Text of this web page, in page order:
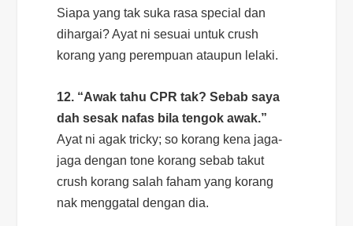
Siapa yang tak suka rasaspecial dan
dihargai? Ayat ni sesuai untuk crush
korang yang perempuan ataupun lelaki.
12. “Awak tahu CPR tak? Sebab saya
dah sesak nafas bila tengok awak.”
Ayat ni agaktricky;so korang kena jaga-
jaga dengantone korang sebab takut
crush korang salah faham yang korang
nak menggatal dengan dia.